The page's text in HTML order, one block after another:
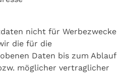
nicht für Werbezwecke
die für die
Daten bis zum Ablauf
möglicher vertraglicher